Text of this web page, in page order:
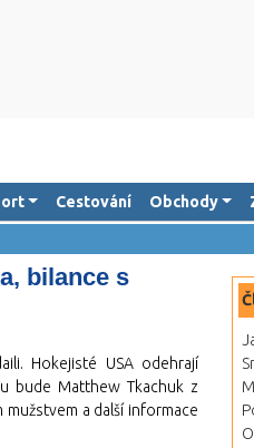
Cestování Obchody
bilance s
Hokejisté USA odehrají
bude Matthew Tkachuk z
mužstvem a další informace